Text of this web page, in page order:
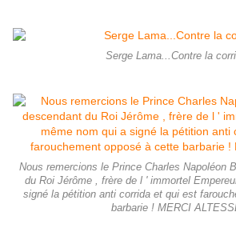
Serge Lama...Contre la
Nous remercions le Prince Charles Napoléon
du Roi Jérôme , frère de l ' immortel
signé la pétition anti corrida et qui est
barbarie ! MERCI